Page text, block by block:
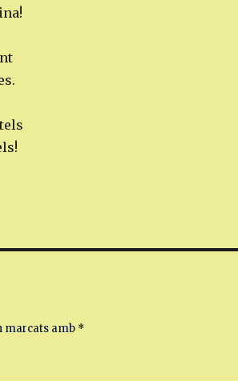
marcats amb *